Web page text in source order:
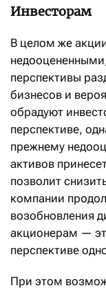
Инвесторам
В целом же
перспективы
бизнесов и
обрадуют
перспективе,
прежнему
активов
позволит
компании
возобновления
акционерам —
перспективе
При этом